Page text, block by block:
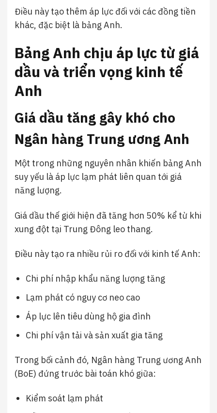
Điều này tạo thêm áp lực đối với các đồng tiền
khác, đặc biệt là bảng Anh.
Bảng Anh chịu áp lực từ giá
dầu và triển vọng kinh tế
Anh
Giá dầu tăng gây khó cho
Ngân hàng Trung ương Anh
Một trong những nguyên nhân khiến bảng Anh
suy yếu là áp lực lạm phát liên quan tới giá
năng lượng.
Giá dầu thế giới hiện đã tăng hơn 50% kể từ khi
xung đột tại Trung Đông leo thang.
Điều này tạo ra nhiều rủi ro đối với kinh tế Anh:
Chi phí nhập khẩu năng lượng tăng
Lạm phát có nguy cơ neo cao
Áp lực lên tiêu dùng hộ gia đình
Chi phí vận tải và sản xuất gia tăng
Trong bối cảnh đó, Ngân hàng Trung ương Anh
(BoE) đứng trước bài toán khó giữa:
Kiểm soát lạm phát